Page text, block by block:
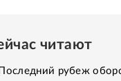
читают
рубеж